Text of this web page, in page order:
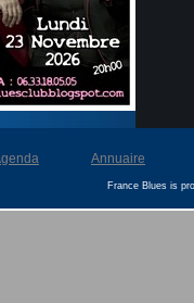
Annuaire
France Blues is